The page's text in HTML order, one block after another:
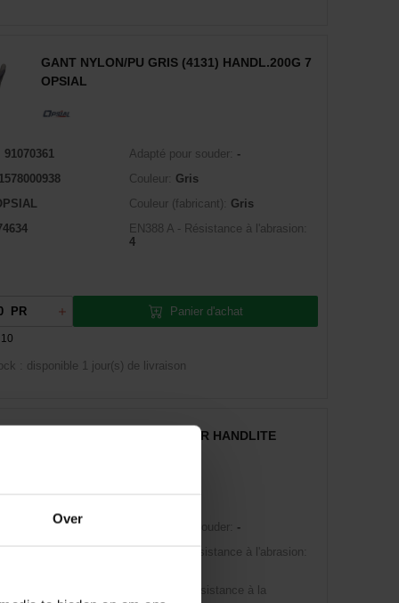
Over
GANT NYLON/PU GRIS (4131) HANDL.200G 7
OPSIAL
91070361
Adapté pour souder: -
Couleur: Gris
Couleur (fabricant):
Gris
EN388 A - Résistance à l'abrasion:
4
PR Panier d'achat
: disponible 1 jour(s) de livraison
GANT POLYESTER/PU NOIR HANDLITE
Adapté pour souder: -
EN388 A - Résistance à l'abrasion:
EN388 B - Résistance à la